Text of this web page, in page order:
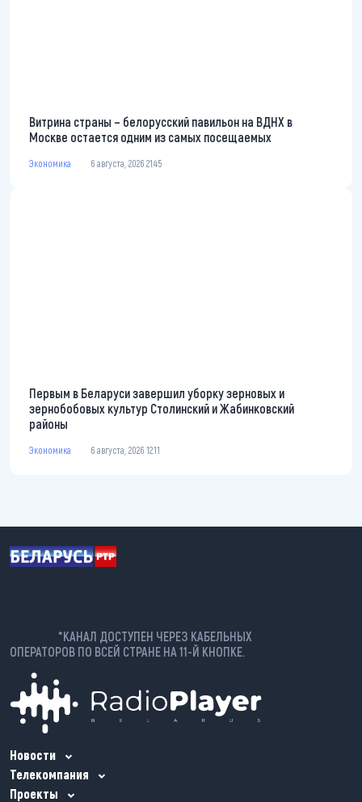
Витрина страны – белорусский павильон на ВДНХ в
Москве остается одним из самых посещаемых
Экономика 6 августа, 2026 21:45
Первым в Беларуси завершил уборку зерновых и
зернобобовых культур Столинский и Жабинковский
районы
Экономика 6 августа, 2026 12:11
*КАНАЛ ДОСТУПЕН ЧЕРЕЗ КАБЕЛЬНЫХ
ОПЕРАТОРОВ ПО ВСЕЙ СТРАНЕ НА 11-Й КНОПКЕ.
Новости
Телекомпания
Проекты